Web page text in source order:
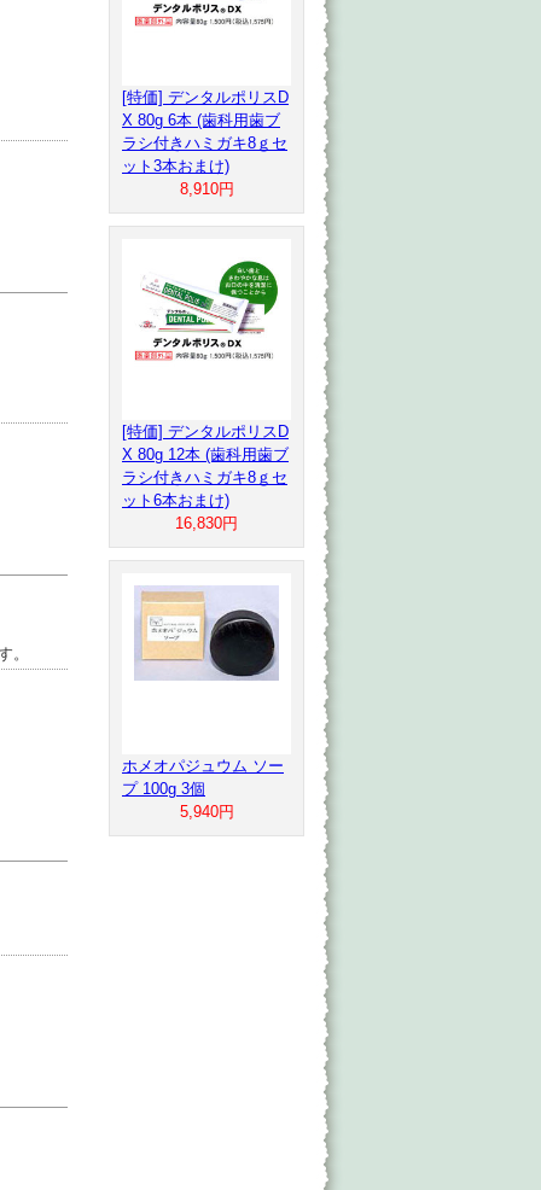
。
[特価] デンタルポリスD
X 80g 6本 (歯科用歯ブ
ラシ付きハミガキ8ｇセ
ット3本おまけ)
8,910円
[特価] デンタルポリスD
X 80g 12本 (歯科用歯ブ
ラシ付きハミガキ8ｇセ
ット6本おまけ)
16,830円
ホメオパジュウム ソー
プ 100g 3個
5,940円